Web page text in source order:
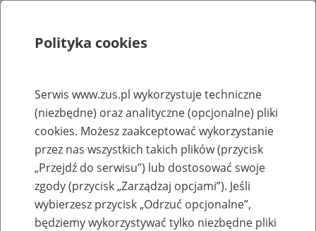
Rejestry, ewidencje i archiwa
Baza zlikwidowanych lub
przekształconych zakładów pracy
Nazwa zakładu pracy:
Polityka cookies
Serwis www.zus.pl wykorzystuje techniczne
(niezbędne) oraz analityczne (opcjonalne) pliki
cookies. Możesz zaakceptować wykorzystanie
przez nas wszystkich takich plików (przycisk
„Przejdź do serwisu”) lub dostosować swoje
zgody (przycisk „Zarządzaj opcjami”). Jeśli
wybierzesz przycisk „Odrzuć opcjonalne”,
będziemy wykorzystywać tylko niezbędne pliki